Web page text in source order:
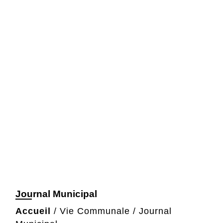
Journal Municipal
Accueil / Vie Communale / Journal